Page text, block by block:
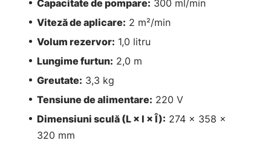
Capacitate de pompare: 300 ml/min
Viteză de aplicare: 2 m²/min
Volum rezervor: 1,0 litru
Lungime furtun: 2,0 m
Greutate: 3,3 kg
Tensiune de alimentare: 220 V
Dimensiuni sculă (L × l × Î): 274 × 358 ×
320 mm